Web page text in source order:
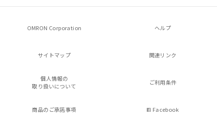
OMRON Corporation ヘルプ
サイトマップ 関連リンク
個人情報の
取り扱いについて
ご利用条件
商品のご承諾事項 Facebook